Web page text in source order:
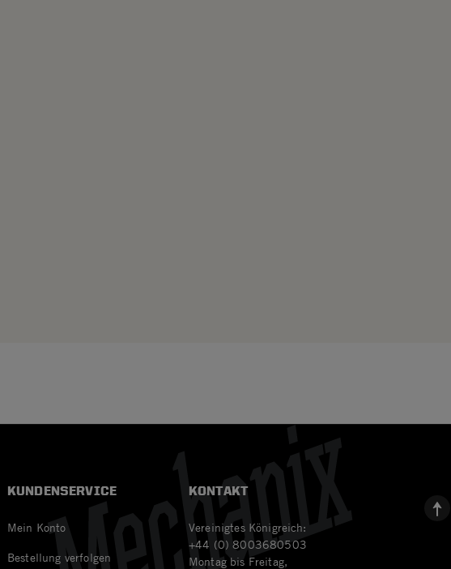
KUNDENSERVICE
Mein Konto
Bestellung verfolgen
KONTAKT
Vereinigtes Königreich:
+44 (0) 8003680503
Montag bis Freitag,